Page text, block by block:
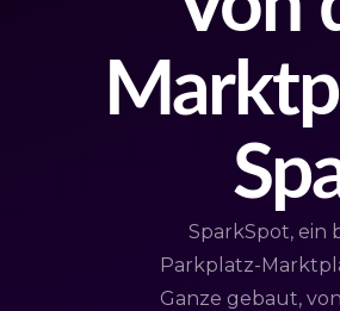
SparkSpot, ein
Parkplatz-
Ganze gebaut,